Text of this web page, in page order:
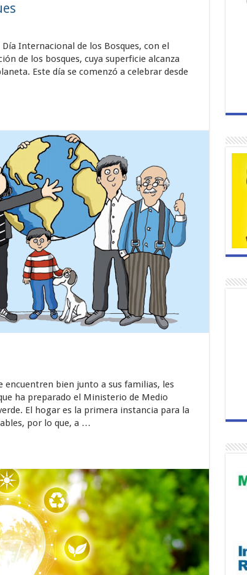
Internacional de los Bosques, con el
de los bosques, cuya superficie alcanza
Este día se comenzó a celebrar desde
encuentren bien junto a sus familias, les
ha preparado el Ministerio de Medio
El hogar es la primera instancia para la
por lo que, a …